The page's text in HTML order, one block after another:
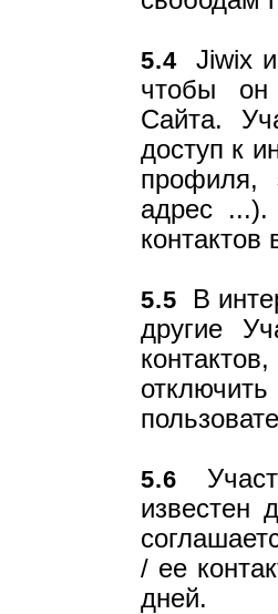
5.4 Jiwix
чтобы он
Сайта.
доступ к
профиля,
адрес ...).
5.5 В
другие
5.6
известен
/ ее
дней.